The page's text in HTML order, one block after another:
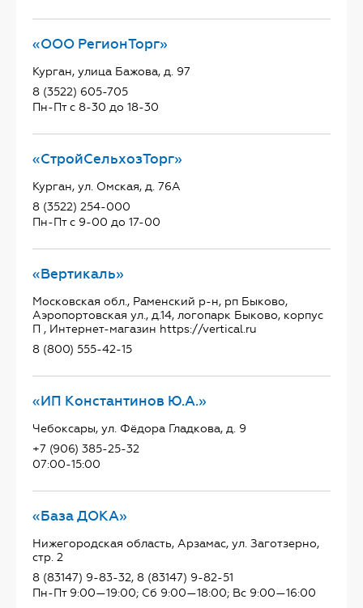
«ООО РегионТорг»
Курган, улица Бажова, д. 97
8 (3522) 605-705
Пн-Пт с 8-30 до 18-30
«СтройСельхозТорг»
Курган, ул. Омская, д. 76А
8 (3522) 254-000
Пн-Пт с 9-00 до 17-00
«Вертикаль»
Московская обл., Раменский р-н, рп Быково,
Аэропортовская ул., д.14, логопарк Быково, корпус
П , Интернет-магазин https://vertical.ru
8 (800) 555-42-15
«ИП Константинов Ю.А.»
Чебоксары, ул. Фёдора Гладкова, д. 9
+7 (906) 385-25-32
07:00-15:00
«База ДОКА»
Нижегородская область, Арзамас, ул. Заготзерно,
стр. 2
8 (83147) 9-83-32, 8 (83147) 9-82-51
Пн-Пт 9:00—19:00; Сб 9:00—18:00; Вс 9:00—16:00